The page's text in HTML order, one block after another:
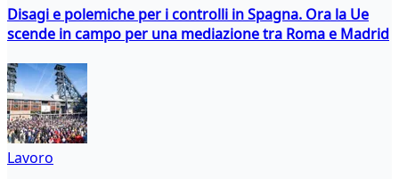
Disagi e polemiche per i controlli in Spagna. Ora la Ue
scende in campo per una mediazione tra Roma e Madrid
Lavoro